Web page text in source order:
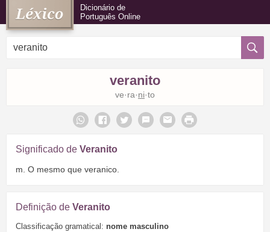
Dicionário de
Português Online
veranito
ve·ra·ni·to
Significado de Veranito
m. O mesmo que veranico.
Definição de Veranito
Classificação gramatical: nome masculino